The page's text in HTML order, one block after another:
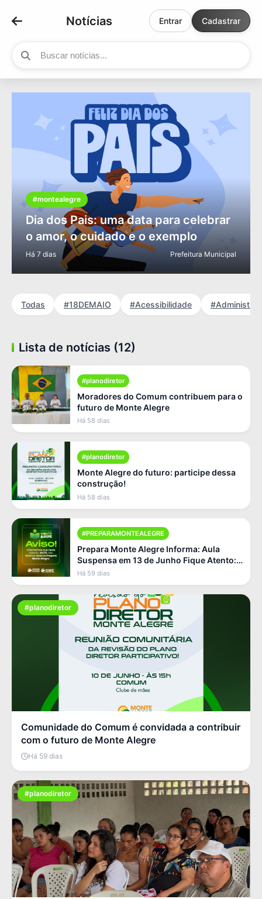
Notícias Entrar Cadastrar
#montealegre
Dia dos Pais: uma data para celebrar
o amor, o cuidado e o exemplo
Há 7 dias Prefeitura Municipal
Todas #18DEMAIO #Acessibilidade
Lista de notícias (12)
#planodiretor
Moradores do Comum contribuem para o
futuro de Monte Alegre
Há 58 dias
#planodiretor
Monte Alegre do futuro: participe dessa
construção!
Há 58 dias
#PREPARAMONTEALEGRE
Prepara Monte Alegre Informa: Aula
Suspensa em 13 de Junho Fique Atento:
Não Haverá Aula Neste Sá [...]
Há 59 dias
#planodiretor
Comunidade do Comum é convidada a contribuir
com o futuro de Monte Alegre
Há 59 dias
#planodiretor